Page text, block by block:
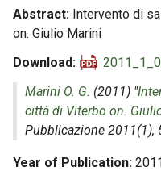
Abstract Intervento di
on. Giulio Marini
Download
Marini O. G. (2011) "
città di Viterbo on.
Pubblicazione 2011(1),
Year of Publication